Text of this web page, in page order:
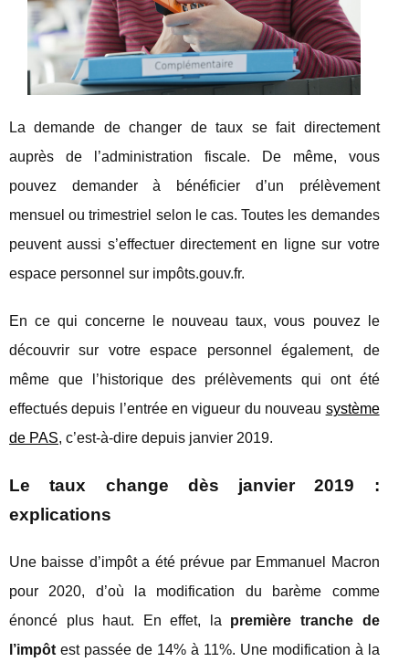
La demande de changer de taux se fait directement
auprès de l’administration fiscale. De même, vous
pouvez demander à bénéficier d’un prélèvement
mensuel ou trimestriel selon le cas. Toutes les demandes
peuvent aussi s’effectuer directement en ligne sur votre
espace personnel sur impôts.gouv.fr.
En ce qui concerne le nouveau taux, vous pouvez le
découvrir sur votre espace personnel également, de
même que l’historique des prélèvements qui ont été
effectués depuis l’entrée en vigueur du nouveau système
de PAS, c’est-à-dire depuis janvier 2019.
Le taux change dès janvier 2019 :
explications
Une baisse d’impôt a été prévue par Emmanuel Macron
pour 2020, d’où la modification du barème comme
énoncé plus haut. En effet, la première tranche de
l’impôt est passée de 14% à 11%. Une modification à la